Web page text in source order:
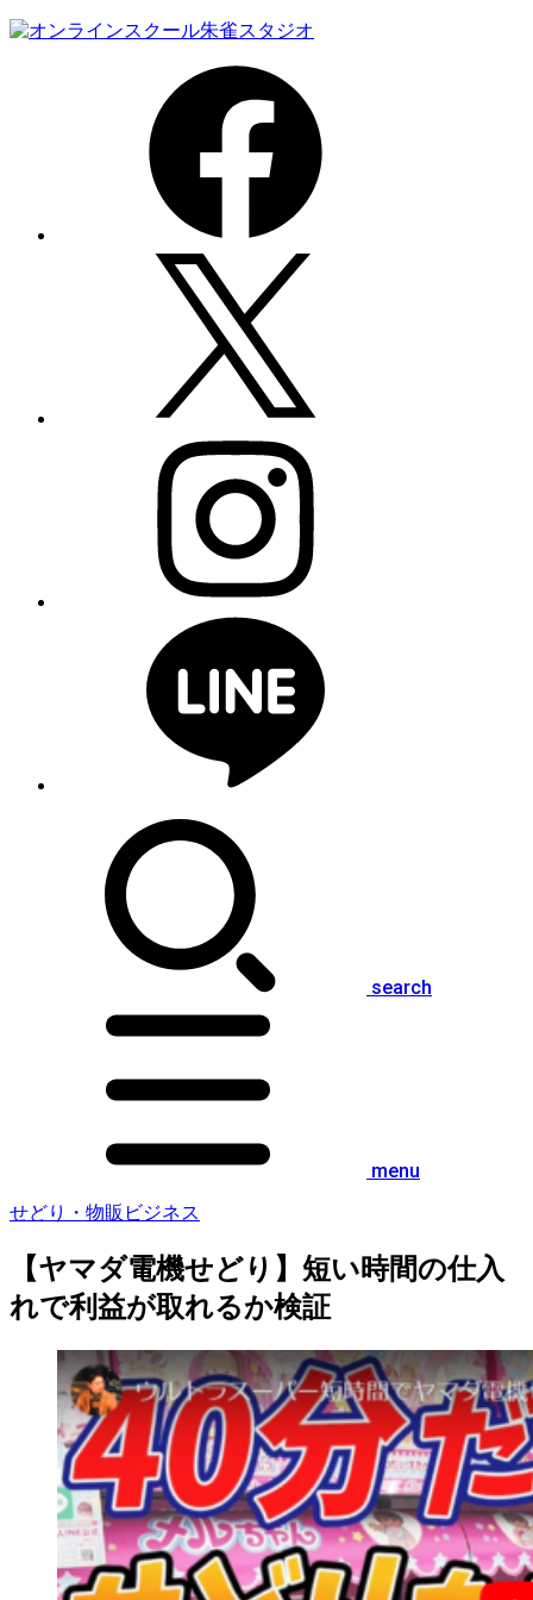
search
menu
せどり・物販ビジネス
【ヤマダ電機せどり】短い時間の仕入
れで利益が取れるか検証